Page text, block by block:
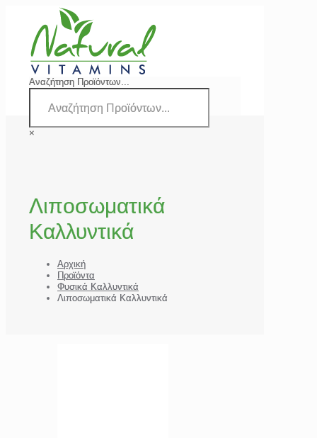
Αναζήτηση Προϊόντων...
×
Λιποσωματικά
Καλλυντικά
Αρχική
Προϊόντα
Φυσικά Καλλυντικά
Λιποσωματικά Καλλυντικά